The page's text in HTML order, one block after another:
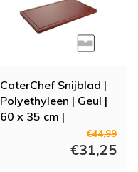
CaterChef Snijblad |
Polyethyleen | Geul |
60 x 35 cm |
Meerdere Kleuren€44,99
€31,25